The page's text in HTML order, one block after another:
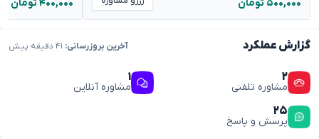
گزارش عملکرد آخرین بروزرسانی:
۲
مشاوره تلفنی
۱
مشاوره آنلاین
۲۵
پرسش و پاسخ
۵۰۰,۰۰۰ تومان ۴۰۰,۰۰۰ تومان